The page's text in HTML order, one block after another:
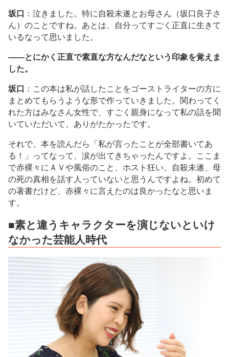
坂口 ：泣きました。特に自殺未遂とお母さん（坂口良子さ
ん）のことですね。あとは、自分ってすごく正直に生きて
いるなって思いました。
――とにかく正直で素直な方なんだなという印象を覚えま
した。
坂口 ：この本は私が話したことをゴーストライターの方に
まとめてもらうような形で作っていきました。関わってく
れた方はみなさん女性で、すごく親身になって私の話を聞
いていただいて、ありがたかったです。
それで、本を読んだら「私が言ったことが全部書いてあ
る！」ってなって、涙が出てきちゃったんですよ。ここま
で赤裸々にＡＶや風俗のこと、ホスト狂い、自殺未遂、母
の死の真相を話す人っていないと思うんですよね。初めて
の著書だけど、赤裸々に言えたのは良かったなと思いま
す。
■素と違うキャラクターを演じないといけ
なかった芸能人時代